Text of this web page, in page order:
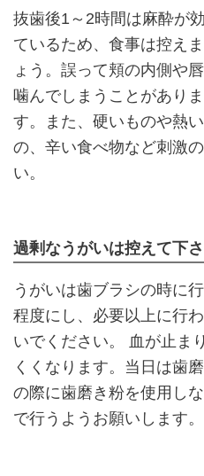
抜歯後1～2時間は麻酔が
ているため、食事は控え
ょう。誤って頬の内側や
噛んでしまうことがありま
す。また、硬いものや熱
の、辛い食べ物など刺激
い。
過剰なうがいは控えて下
うがいは歯ブラシの時に
程度にし、必要以上に行
いでください。 血が止ま
くくなります。当日は歯
の際に歯磨き粉を使用し
で行うようお願いします。